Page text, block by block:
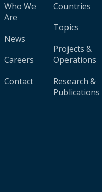
Who We
Are
News
Careers
Contact
Countries
Topics
Projects &
Operations
Research &
Publications